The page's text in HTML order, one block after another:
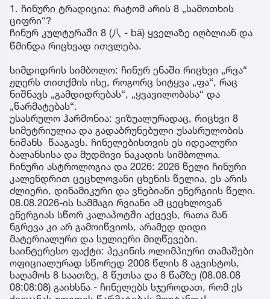
1. ჩინური ტრადიცია: რატომ არის 8 „სამოთხის
ციფრი“?
ჩინურ კულტურაში 8 (八 - bā) ყველაზე იღბლიან და
წმინდა რიცხვად ითვლება.
სიმდიდრის სიმბოლო: ჩინურ ენაში რიცხვი „რვა“
ჟღერს თითქმის ისე, როგორც სიტყვა „ფა“, რაც
ნიშნავს „გამდიდრებას“, „ყვავილობასა“ და
„წარმატებას“.
უსასრულო ჰარმონია: ვიზუალურადაც, რიცხვი 8
სიმეტრიულია და გადაბრუნებული უსასრულობის
ნიშანს წააგავს. ჩინელებისთვის ეს იდეალური
ბალანსისა და მუდმივი ნაკადის სიმბოლოა.
ჩინური ასტროლოგია და 2026: 2026 წელი ჩინური
კალენდრით ცეცხლოვანი ცხენის წელია, ეს არის
ძლიერი, დინამიკური და ვნებიანი ენერგიის წელი.
08.08.2026-ის სამმაგი რვიანი ამ ცეცხლოვან
ენერგიას სწორ კალაპოტში აქცევს, რათა მან
ნგრევა კი არ გამოიწვიოს, არამედ დიდი
მატერიალური და სულიერი მიღწევები.
საინტერესო ფაქტი: პეკინის ოლიმპიური თამაშები
ოფიციალურად სწორედ 2008 წლის 8 აგვისტოს,
საღამოს 8 საათზე, 8 წუთსა და 8 წამზე (08.08.08
08:08:08) გაიხსნა - ჩინელებს სჯეროდათ, რომ ეს